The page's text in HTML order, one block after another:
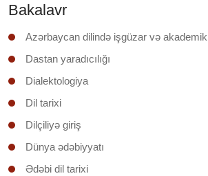
Bakalavr
Azərbaycan dilində işgüzar və
Dastan yaradıcılığı
Dialektologiya
Dil tarixi
Dilçiliyə giriş
Dünya ədəbiyyatı
Ədəbi dil tarixi